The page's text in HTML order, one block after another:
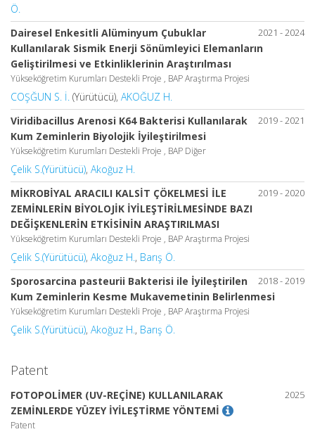
Ö.
2021 - 2024
Dairesel Enkesitli Alüminyum Çubuklar
Kullanılarak Sismik Enerji Sönümleyici Elemanların
Geliştirilmesi ve Etkinliklerinin Araştırılması
Yükseköğretim Kurumları Destekli Proje , BAP Araştırma Projesi
COŞĞUN S. İ. (Yürütücü), AKOĞUZ H.
2019 - 2021
Viridibacillus Arenosi K64 Bakterisi Kullanılarak
Kum Zeminlerin Biyolojik İyileştirilmesi
Yükseköğretim Kurumları Destekli Proje , BAP Diğer
Çelik S.(Yürütücü), Akoğuz H.
2019 - 2020
MİKROBİYAL ARACILI KALSİT ÇÖKELMESİ İLE
ZEMİNLERİN BİYOLOJİK İYİLEŞTİRİLMESİNDE BAZI
DEĞİŞKENLERİN ETKİSİNİN ARAŞTIRILMASI
Yükseköğretim Kurumları Destekli Proje , BAP Araştırma Projesi
Çelik S.(Yürütücü), Akoğuz H., Barış Ö.
2018 - 2019
Sporosarcina pasteurii Bakterisi ile İyileştirilen
Kum Zeminlerin Kesme Mukavemetinin Belirlenmesi
Yükseköğretim Kurumları Destekli Proje , BAP Araştırma Projesi
Çelik S.(Yürütücü), Akoğuz H., Barış Ö.
Patent
2025
FOTOPOLİMER (UV-REÇİNE) KULLANILARAK
ZEMİNLERDE YÜZEY İYİLEŞTİRME YÖNTEMİ
Patent